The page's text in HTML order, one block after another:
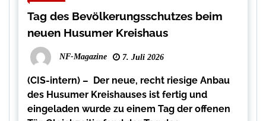
Tag des Bevölkerungsschutzes beim
neuen Husumer Kreishaus
NF-Magazine 7. Juli 2026
(CIS-intern) – Der neue, recht riesige Anbau
des Husumer Kreishauses ist fertig und
eingeladen wurde zu einem Tag der offenen